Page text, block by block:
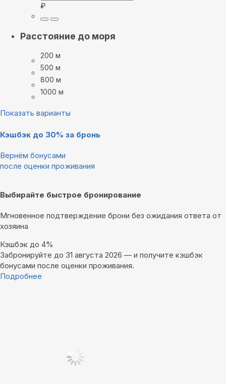
₽
Расстояние до моря
200 м
500 м
800 м
1000 м
Показать варианты
Кэшбэк до 30% за бронь
Вернём бонусами
после оценки проживания
Выбирайте быстрое бронирование
Мгновенное подтверждение брони без ожидания ответа от
хозяина
Кэшбэк до 4%
Забронируйте до 31 августа 2026 — и получите кэшбэк
бонусами после оценки проживания.
Подробнее